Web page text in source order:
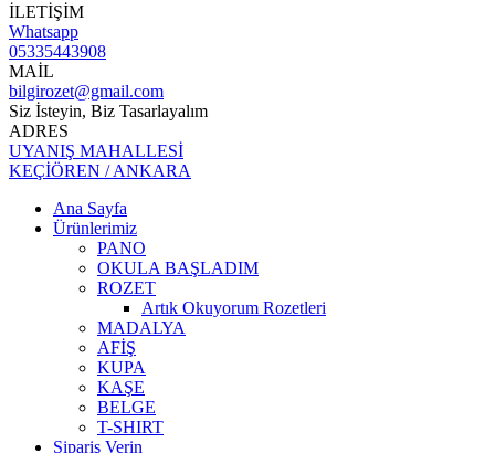
İLETİŞİM
Whatsapp
05335443908
MAİL
bilgirozet@gmail.com
Siz İsteyin, Biz Tasarlayalım
ADRES
UYANIŞ MAHALLESİ
KEÇİÖREN / ANKARA
Ana Sayfa
Ürünlerimiz
PANO
OKULA BAŞLADIM
ROZET
Artık Okuyorum Rozetleri
MADALYA
AFİŞ
KUPA
KAŞE
BELGE
T-SHIRT
Sipariş Verin